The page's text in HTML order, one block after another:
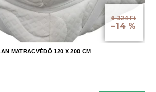
6 324 Ft
–14 %
MATRACVÉDŐ 120 X 200 CM